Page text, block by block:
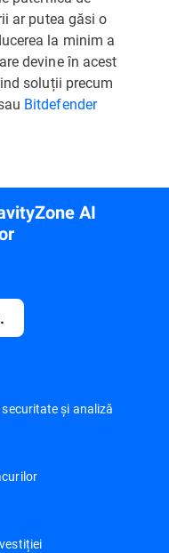
ar putea găsi o
la minim a
devine în acest
soluții precum
Bitdefender
AI
și analiză